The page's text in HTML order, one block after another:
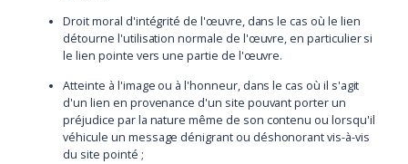
Droit moral d'intégrité de l'œuvre, dans le cas où le lien
détourne l'utilisation normale de l'œuvre, en particulier si
le lien pointe vers une partie de l'œuvre.
Atteinte à l'image ou à l'honneur, dans le cas où il s'agit
d'un lien en provenance d'un site pouvant porter un
préjudice par la nature même de son contenu ou lorsqu'il
véhicule un message dénigrant ou déshonorant vis-à-vis
du site pointé ;